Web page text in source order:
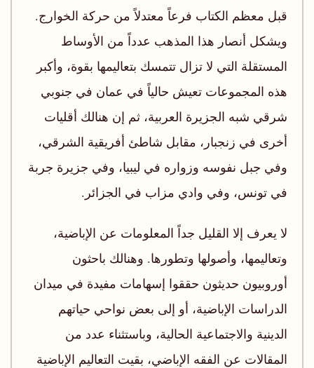
قبل معظم الكتاب فرعاً معتدلاً من حركة الخوارج.
ويشكل أنصار هذا المذهب عدداً من الأوساط
المستقلة التي لا تزال تتمسك بتعاليمها بقوة، وأكبر
هذه المجموعات تعيش حالياً في عمان في جنوبي
شرقي شبه الجزيرة العربية، ثم إن هنالك أقليات
أخرى في زنجبار، مقابل شاطئ أفريقية الشرقي،
وفي جبل نفوسه وزواره في ليبيا، وفي جزيرة جربة
في تونس، وفي وادي مزاب في الجزائر.
لا يعرف إلا القليل جداً المعلومات عن الإباضية،
وتعاليمها، وأصولها وتطورها. وهنالك باحثون
أوروبيون حديثون حققوا إسهامات مفيدة في ميدان
الدراسات الإباضية، أو إلى بعض نواحي حياتهم
الدينية والاجتماعية الحالية، وباستثناء عدد من
المقالات عن الفقه الإباضي، بقيت التعاليم الإباضية